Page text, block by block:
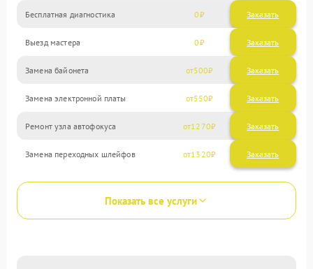
Бесплатная диагностика 0 Заказать
Выезд мастера 0 Заказать
Замена байонета 500
Замена электронной платы 550
Ремонт узла автофокуса 1270
Замена переходных шлейфов 1320
Показать все услуги